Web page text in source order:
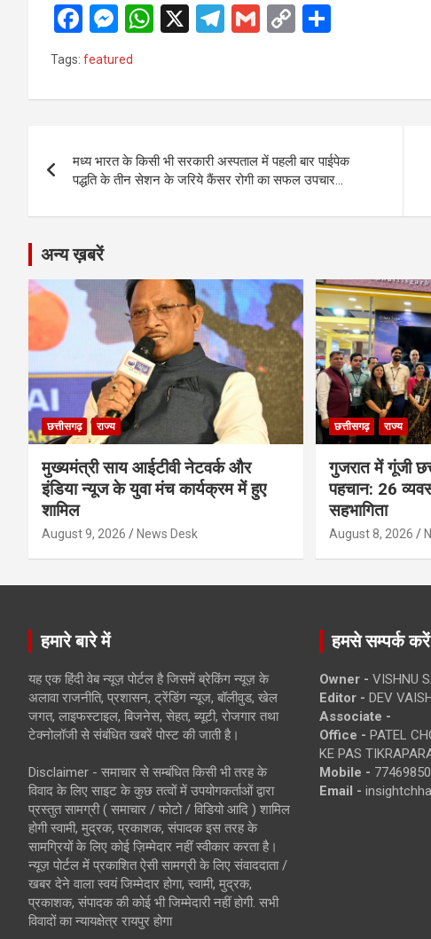
F
a
ce
b
o
k
M
es
se
n
er
W
s
p
p
X
T
gr
m
G
C
Li
k
e
Tags: featured
navigation
मध्य भारत के किसी भी सरकारी अस्पताल में पहली बार पाईपेक
पद्धति के तीन सेशन के जरिये कैंसर रोगी का सफल उपचार…
अन्य ख़बरें
छत्तीसगढ़ राज्य
मुख्यमंत्री साय आईटीवी नेटवर्क और
इंडिया न्यूज के युवा मंच कार्यक्रम में हुए
शामिल
August 9, 2026 News Desk
छत्तीसगढ़ राज्य
गुजरात में गूंजी
पहचान: 26
सहभागिता
August 8, 2026
हमारे बारे में
यह एक हिंदी वेब न्यूज़ पोर्टल है जिसमें ब्रेकिंग न्यूज़ के
अलावा राजनीति, प्रशासन, ट्रेंडिंग न्यूज, बॉलीवुड, खेल
जगत, लाइफस्टाइल, बिजनेस, सेहत, ब्यूटी, रोजगार तथा
टेक्नोलॉजी से संबंधित खबरें पोस्ट की जाती है।
Disclaimer - समाचार से सम्बंधित किसी भी तरह के
विवाद के लिए साइट के कुछ तत्वों में उपयोगकर्ताओं द्वारा
प्रस्तुत सामग्री ( समाचार / फोटो / विडियो आदि ) शामिल
होगी स्वामी, मुद्रक, प्रकाशक, संपादक इस तरह के
सामग्रियों के लिए कोई ज़िम्मेदार नहीं स्वीकार करता है।
न्यूज़ पोर्टल में प्रकाशित ऐसी सामग्री के लिए संवाददाता /
खबर देने वाला स्वयं जिम्मेदार होगा, स्वामी, मुद्रक,
प्रकाशक, संपादक की कोई भी जिम्मेदारी नहीं होगी. सभी
विवादों का न्यायक्षेत्र रायपुर होगा
हमसे सम्पर्क करें
Owner - VISHNU
Editor - DEV
Associate -
Office - PATEL
KE PAS
Mobile -
Email -